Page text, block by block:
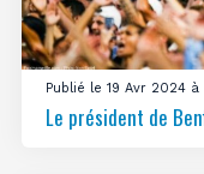
Publié le 19 Avr 2024 à
Le président de